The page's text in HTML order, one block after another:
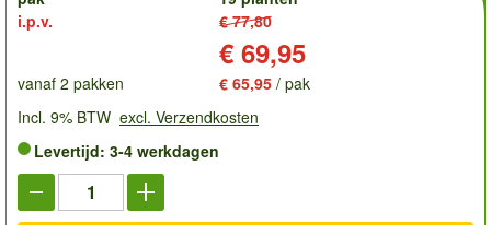
i.p.v.
€ 77,80
€ 69,95
vanaf 2 pakken € 65,95 / pak
Incl. 9% BTW excl. Verzendkosten
Levertijd: 3-4 werkdagen